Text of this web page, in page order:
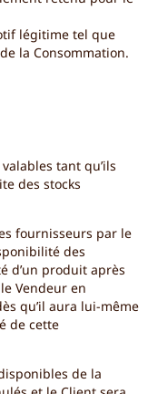
légitime tel que
la Consommation.
tant qu’ils
des stocks
fournisseurs par le
des
d’un produit après
Vendeur en
qu’il aura lui-même
de cette
de la